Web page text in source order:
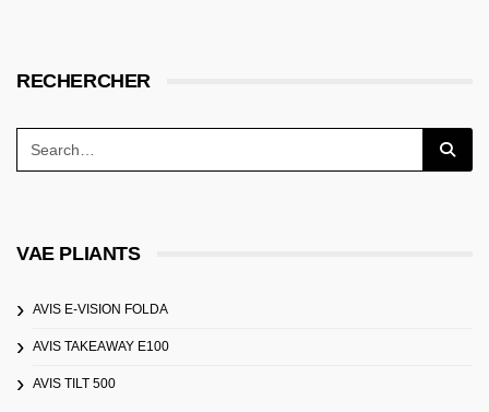
RECHERCHER
VAE PLIANTS
AVIS E-VISION FOLDA
AVIS TAKEAWAY E100
AVIS TILT 500